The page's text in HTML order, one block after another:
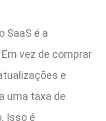
SaaS é a
vez de comprar
e
uma taxa de
Isso é